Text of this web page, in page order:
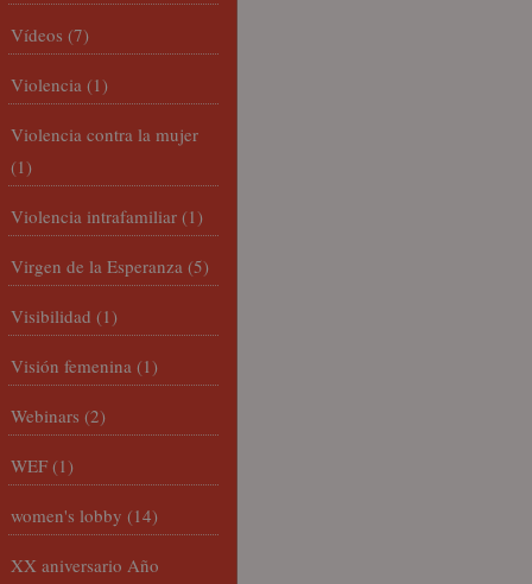
Vídeos (7)
Violencia (1)
Violencia contra la mujer
(1)
Violencia intrafamiliar (1)
Virgen de la Esperanza (5)
Visibilidad (1)
Visión femenina (1)
Webinars (2)
WEF (1)
women's lobby (14)
XX aniversario Año